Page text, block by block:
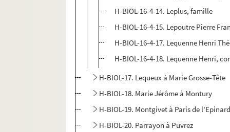
H-BIOL-16-4-14. Leplus, famille
H-BIOL-16-4-15. Lepoutre Pierre
H-BIOL-16-4-17. Lequenne Henri
H-BIOL-16-4-18. Lequenne Henri,
H-BIOL-17. Lequeux à Marie Grosse-Tête
H-BIOL-18. Marie Jérôme à Montury
H-BIOL-19. Montgivet à Paris de
H-BIOL-20. Parrayon à Puvrez